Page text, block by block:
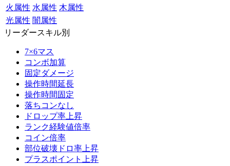
火属性 水属性 木属性
光属性 闇属性
リーダースキル別
7×6マス
コンボ加算
固定ダメージ
操作時間延長
操作時間固定
落ちコンなし
ドロップ率上昇
ランク経験値倍率
コイン倍率
部位破壊ドロ率上昇
プラスポイント上昇